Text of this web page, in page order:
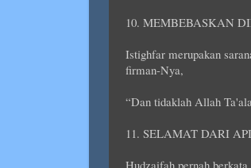
10. MEMBEBASKAN
Istighfar merupakan
firman-Nya,
“Dan tidaklah Allah
11. SELAMAT DARI
Hudzaifah pernah